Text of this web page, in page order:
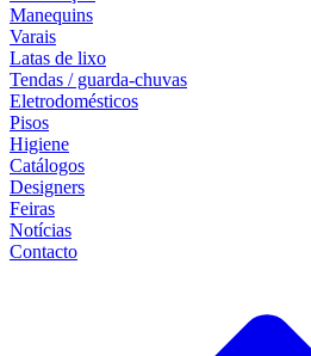
Manequins
Varais
Latas de lixo
Tendas / guarda-chuvas
Eletrodomésticos
Pisos
Higiene
Catálogos
Designers
Feiras
Notícias
Contacto